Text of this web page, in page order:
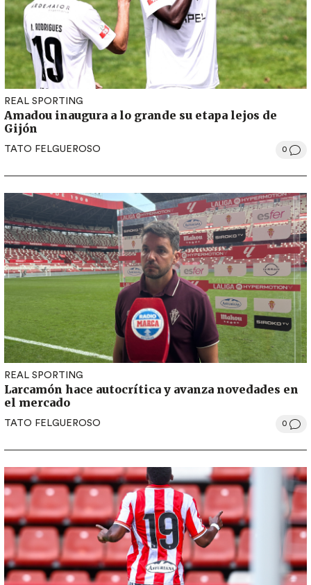
REAL SPORTING
Amadou inaugura a lo grande su etapa lejos de
Gijón
TATO FELGUEROSO 0
REAL SPORTING
Larcamón hace autocrítica y avanza novedades en
el mercado
TATO FELGUEROSO 0